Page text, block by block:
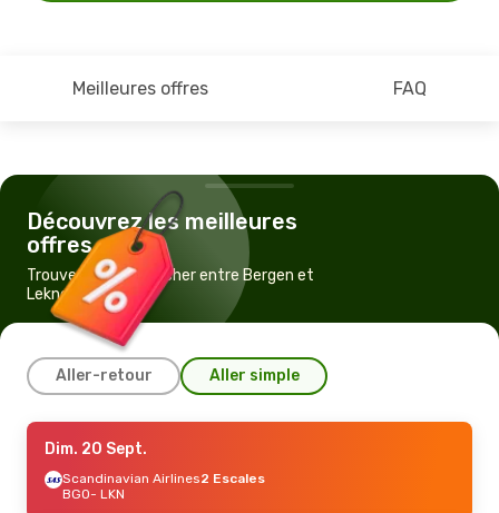
Meilleures offres FAQ
Découvrez les meilleures
offres
Trouvez un vol pas cher entre Bergen et
Leknes
Aller-retour Aller simple
Jeu. 3 Sept.- Jeu. 10 Sept.
Scandinavian Airlines
2 Escales
Dim. 20 Sept.
Scandinavian Airlines2 Escales
BGO- LKN